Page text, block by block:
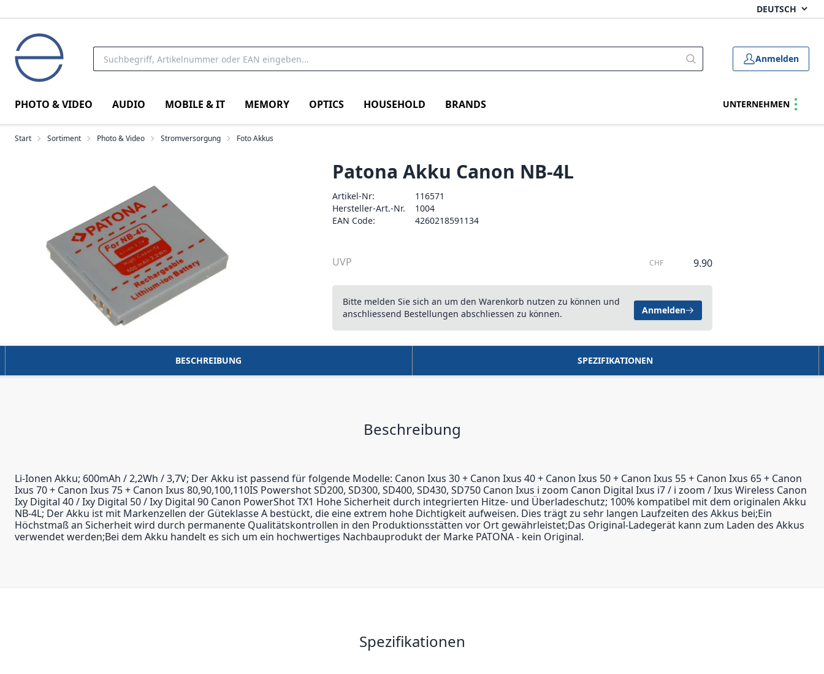
Anmelden
PHOTO & VIDEO AUDIO MOBILE & IT MEMORY OPTICS HOUSEHOLD BRANDS UNTERNEHMEN
Start Sortiment Photo & Video Stromversorgung Foto Akkus
Patona Akku Canon NB-4L
Artikel-Nr:
116571
Hersteller-Art.-Nr.
1004
EAN Code:
4260218591134
UVP CHF 9.90
Bitte melden Sie sich an um den Warenkorb nutzen zu können und
anschliessend Bestellungen abschliessen zu können.
Anmelden
BESCHREIBUNG SPEZIFIKATIONEN
Beschreibung
Li-Ionen Akku; 600mAh / 2,2Wh / 3,7V; Der Akku ist passend für folgende Modelle: Canon Ixus 30 + Canon Ixus 40 + Canon Ixus 50 + Canon Ixus 55 + Canon Ixus 65 + Canon
Ixus 70 + Canon Ixus 75 + Canon Ixus 80,90,100,110IS Powershot SD200, SD300, SD400, SD430, SD750 Canon Ixus i zoom Canon Digital Ixus i7 / i zoom / Ixus Wireless Canon
Ixy Digital 40 / Ixy Digital 50 / Ixy Digital 90 Canon PowerShot TX1 Hohe Sicherheit durch integrierten Hitze- und Überladeschutz; 100% kompatibel mit dem originalen Akku
NB-4L; Der Akku ist mit Markenzellen der Güteklasse A bestückt, die eine extrem hohe Dichtigkeit aufweisen. Dies trägt zu sehr langen Laufzeiten des Akkus bei;Ein
Höchstmaß an Sicherheit wird durch permanente Qualitätskontrollen in den Produktionsstätten vor Ort gewährleistet;Das Original-Ladegerät kann zum Laden des Akkus
verwendet werden;Bei dem Akku handelt es sich um ein hochwertiges Nachbauprodukt der Marke PATONA - kein Original.
Spezifikationen